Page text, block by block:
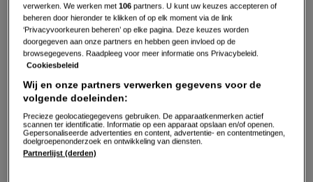
verwerken. We werken met106 partners. U kunt uw keuzes accepteren of
beheren door hieronder te klikken of op elk moment via de link
‘Privacyvoorkeuren beheren’ op elke pagina. Deze keuzes worden
doorgegeven aan onze partners en hebben geen invloed op de
browsegegevens. Raadpleeg voor meer informatie ons Privacybeleid.
Cookiesbeleid
Wij en onze partners verwerken gegevens voor de
volgende doeleinden:
Precieze geolocatiegegevens gebruiken. De apparaatkenmerken actief
scannen ter identificatie. Informatie op een apparaat opslaan en/of openen.
Gepersonaliseerde advertenties en content, advertentie- en contentmetingen,
doelgroepenonderzoek en ontwikkeling van diensten.
Partnerlijst (derden)